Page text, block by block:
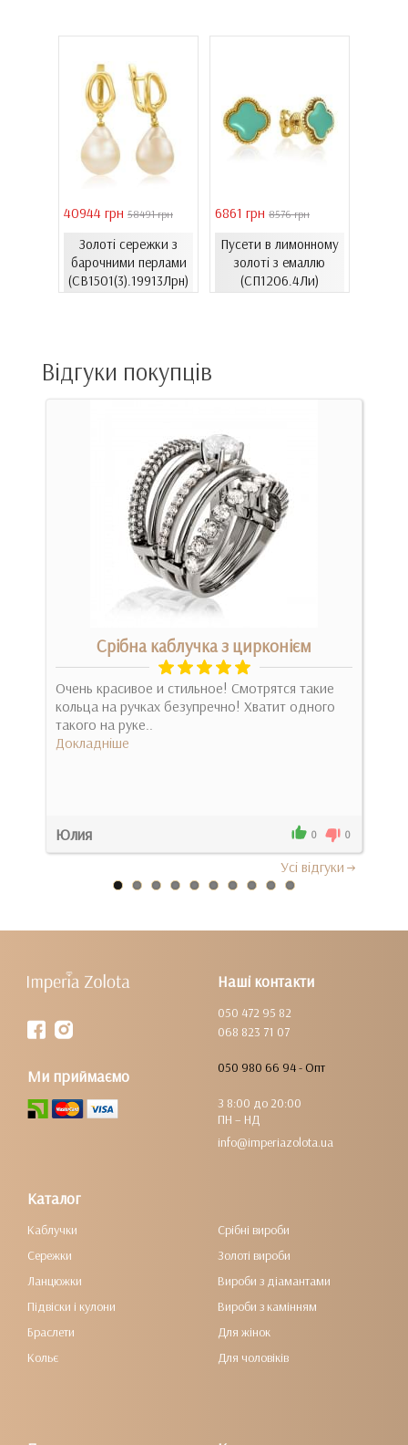
40944 грн 58491 грн
Золоті сережки з
барочними перлами
(СВ1501(3).19913Лрн)
6861 грн 8576 грн
Пусети в лимонному
золоті з емаллю
(СП1206.4Ли)
Відгуки покупців
Срібна каблучка з цирконієм
Очень красивое и стильное! Смотрятся такие
кольца на ручках безупречно! Хватит одного
такого на руке..
Докладніше
Юлия 0 0
Усi вiдгуки
Наші контакти
050 472 95 82
068 823 71 07
050 980 66 94 - Опт
З 8:00 до 20:00
ПН – НД
info@imperiazolota.ua
Ми приймаємо
Каталог
Каблучки
Сережки
Ланцюжки
Підвіски і кулони
Браслети
Кольє
Срібні вироби
Золоті вироби
Вироби з діамантами
Вироби з камінням
Для жінок
Для чоловіків